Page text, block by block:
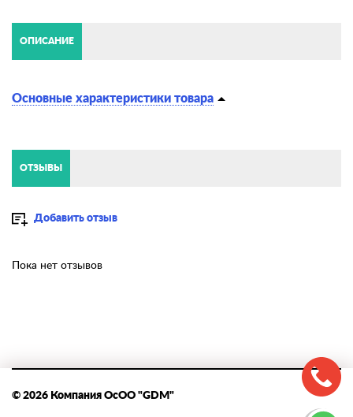
ОПИСАНИЕ
Основные характеристики товара
ОТЗЫВЫ
Добавить отзыв
Пока нет отзывов
© 2026 Компания ОсОО "GDM"